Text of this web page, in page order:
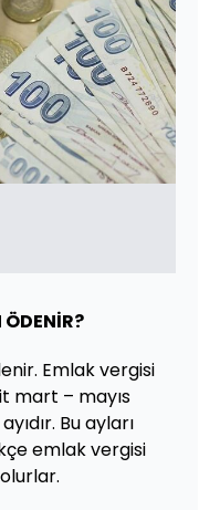
ÖDENİR?
Emlak vergisi
mart – mayıs
Bu ayları
emlak vergisi